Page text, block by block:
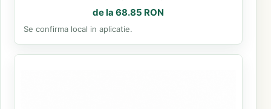
de la 68.85 RON
Se confirma local in aplicatie.